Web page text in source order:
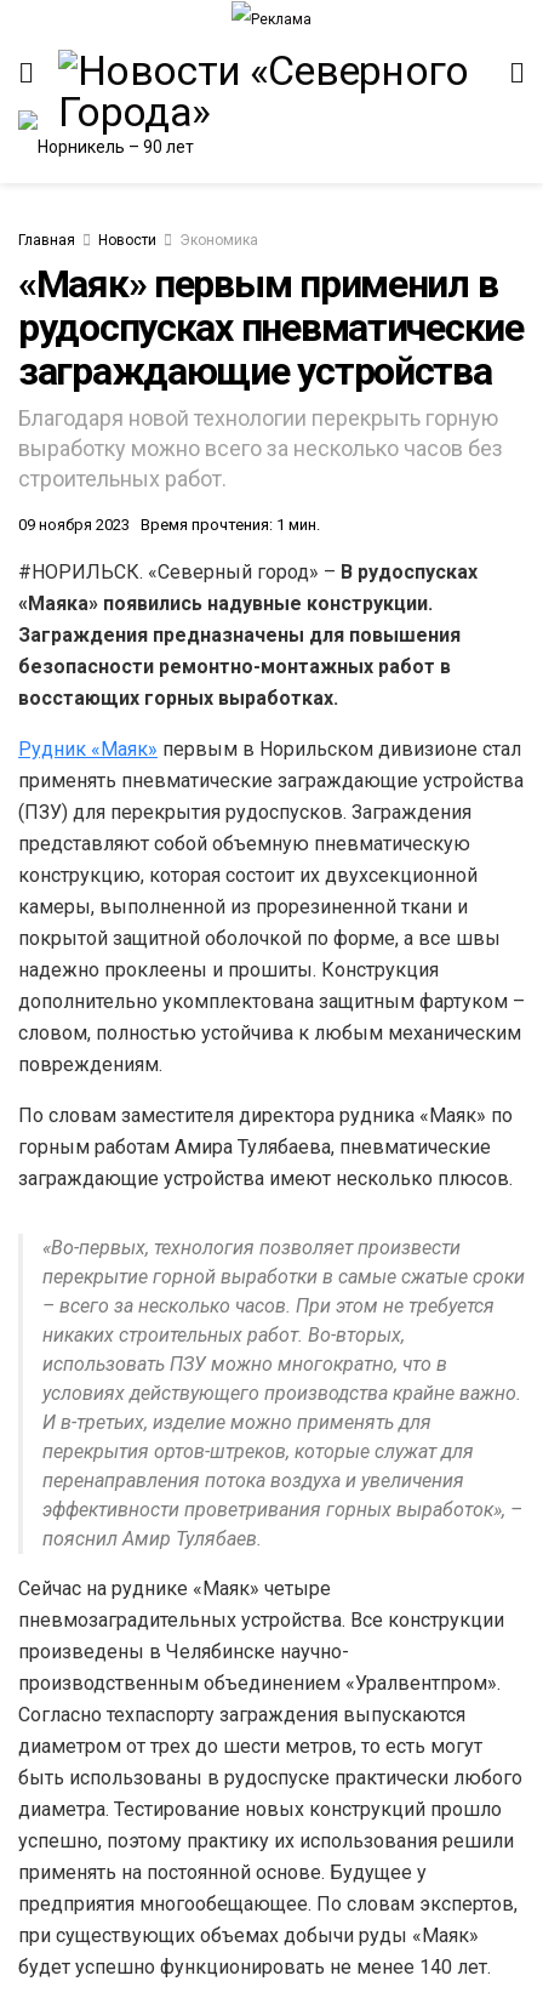
Главная Новости Экономика
«Маяк» первым применил в
рудоспусках пневматические
заграждающие устройства
Благодаря новой технологии перекрыть горную
выработку можно всего за несколько часов без
строительных работ.
09 ноября 2023 Время прочтения: 1 мин.
#НОРИЛЬСК. «Северный город» – В рудоспусках
«Маяка» появились надувные конструкции.
Заграждения предназначены для повышения
безопасности ремонтно-монтажных работ в
восстающих горных выработках.
Рудник «Маяк» первым в Норильском дивизионе стал
применять пневматические заграждающие устройства
(ПЗУ) для перекрытия рудоспусков. Заграждения
представляют собой объемную пневматическую
конструкцию, которая состоит их двухсекционной
камеры, выполненной из прорезиненной ткани и
покрытой защитной оболочкой по форме, а все швы
надежно проклеены и прошиты. Конструкция
дополнительно укомплектована защитным фартуком –
словом, полностью устойчива к любым механическим
повреждениям.
По словам заместителя директора рудника «Маяк» по
горным работам Амира Тулябаева, пневматические
заграждающие устройства имеют несколько плюсов.
«Во-первых, технология позволяет произвести
перекрытие горной выработки в самые сжатые сроки
– всего за несколько часов. При этом не требуется
никаких строительных работ. Во-вторых,
использовать ПЗУ можно многократно, что в
условиях действующего производства крайне важно.
И в-третьих, изделие можно применять для
перекрытия ортов-штреков, которые служат для
перенаправления потока воздуха и увеличения
эффективности проветривания горных выработок», –
пояснил Амир Тулябаев.
Сейчас на руднике «Маяк» четыре
пневмозаградительных устройства. Все конструкции
произведены в Челябинске научно-
производственным объединением «Уралвентпром».
Согласно техпаспорту заграждения выпускаются
диаметром от трех до шести метров, то есть могут
быть использованы в рудоспуске практически любого
диаметра. Тестирование новых конструкций прошло
успешно, поэтому практику их использования решили
применять на постоянной основе. Будущее у
предприятия многообещающее. По словам экспертов,
при существующих объемах добычи руды «Маяк»
будет успешно функционировать не менее 140 лет.